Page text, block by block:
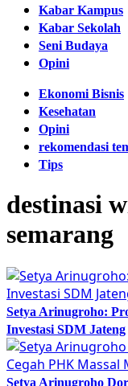
Kabar Kampus
Kabar Sekolah
Seni Budaya
Opini
Ekonomi Bisnis
Kesehatan
Opini
rekomendasi
Tips
destinasi
semarang
Setya Arinugroho:
Investasi SDM Jateng
Setya Arinugroho